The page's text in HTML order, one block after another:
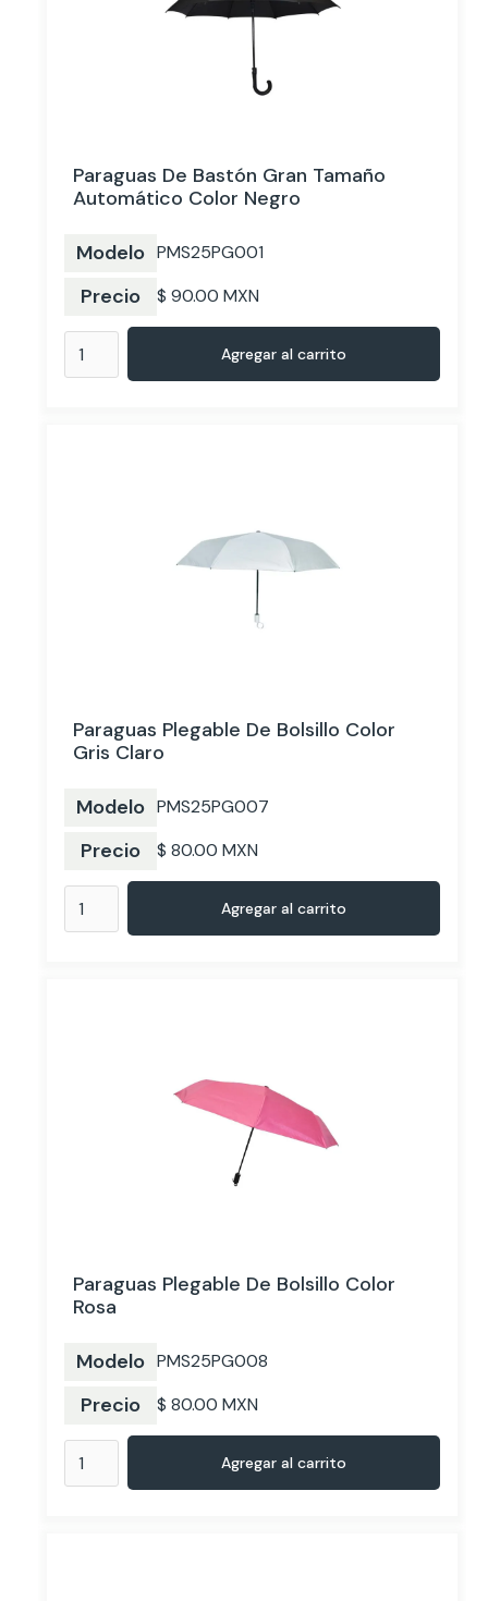
Paraguas De Bastón Gran Tamaño
Automático Color Negro
Modelo PMS25PG001
Precio $ 90.00 MXN
Paraguas Plegable De Bolsillo Color
Gris Claro
Modelo PMS25PG007
Precio $ 80.00 MXN
Paraguas Plegable De Bolsillo Color
Rosa
Modelo PMS25PG008
Precio $ 80.00 MXN